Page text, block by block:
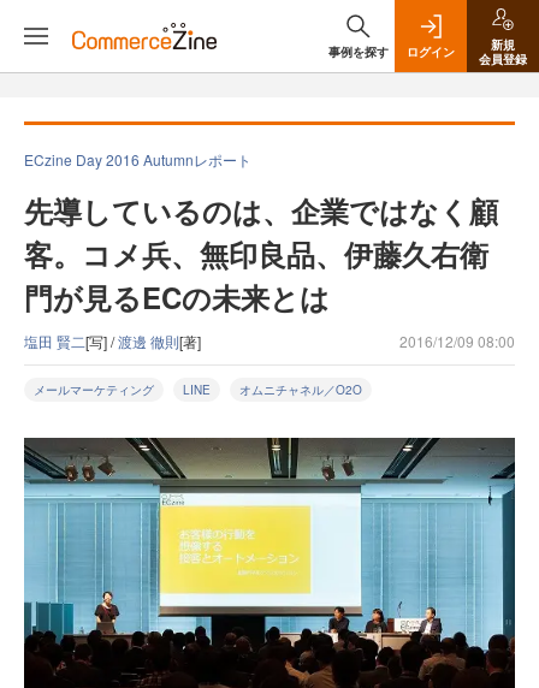
事例を探す ログイン
新規
会員登録
ECzine Day 2016 Autumnレポート
先導しているのは、企業ではなく顧
客。コメ兵、無印良品、伊藤久右衛
門が見るECの未来とは
塩田 賢二[写] /渡邊 徹則[著] 2016/12/09 08:00
メールマーケティング LINE オムニチャネル／O2O